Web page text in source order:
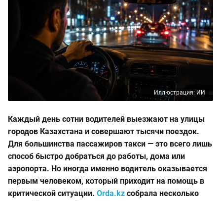
Иллюстрация: ИИ
Каждый день сотни водителей выезжают на улицы
городов Казахстана и совершают тысячи поездок.
Для большинства пассажиров такси — это всего лишь
способ быстро добраться до работы, дома или
аэропорта. Но иногда именно водитель оказывается
первым человеком, который приходит на помощь в
критической ситуации. Orda.kz собрала несколько